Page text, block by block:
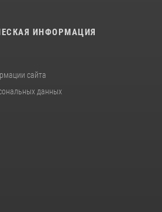
ИНФОРМАЦИЯ
сайта
данных